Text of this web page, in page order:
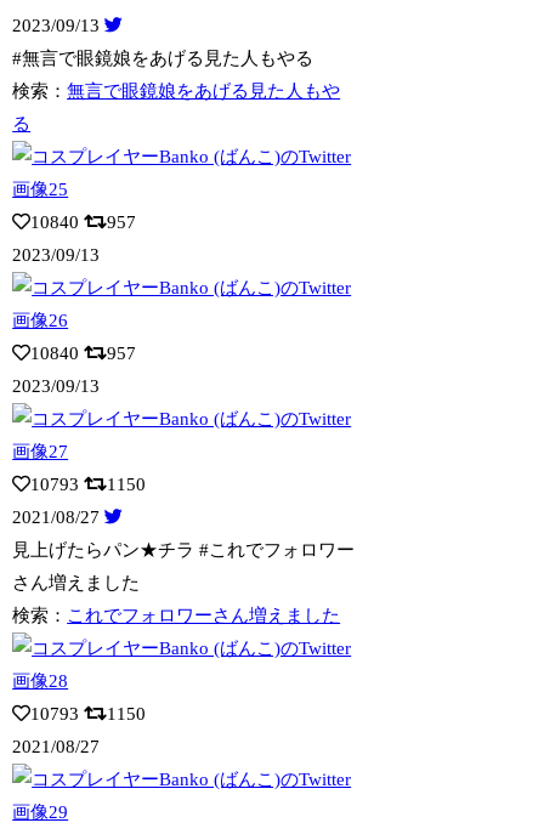
2023/09/13
#無言で眼鏡娘をあげる見た人もやる
検索：無言で眼鏡娘をあげる見た人もや
る
10840
957
2023/09/13
10840
957
2023/09/13
10793
1150
2021/08/27
見上げたらパン★チラ #これでフォロワー
さん増えました
検索： これでフォロワーさん増えました
10793
1150
2021/08/27